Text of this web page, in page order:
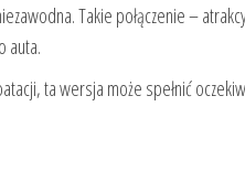
Takie połączenie –
auta.
ta wersja może spełnić